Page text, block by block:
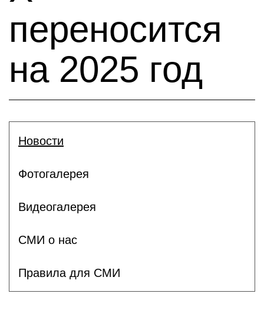
переносится
на 2025 год
Новости
Фотогалерея
Видеогалерея
СМИ о нас
Правила для СМИ